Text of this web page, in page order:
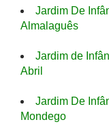
Jardim De
Almalaguês
Jardim de
Abril
Jardim De
Mondego